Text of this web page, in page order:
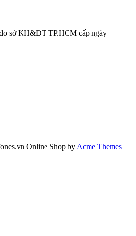
sở KH&ĐT TP.HCM cấp ngày
Online Shop by Acme Themes